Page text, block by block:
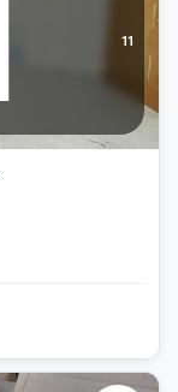
11